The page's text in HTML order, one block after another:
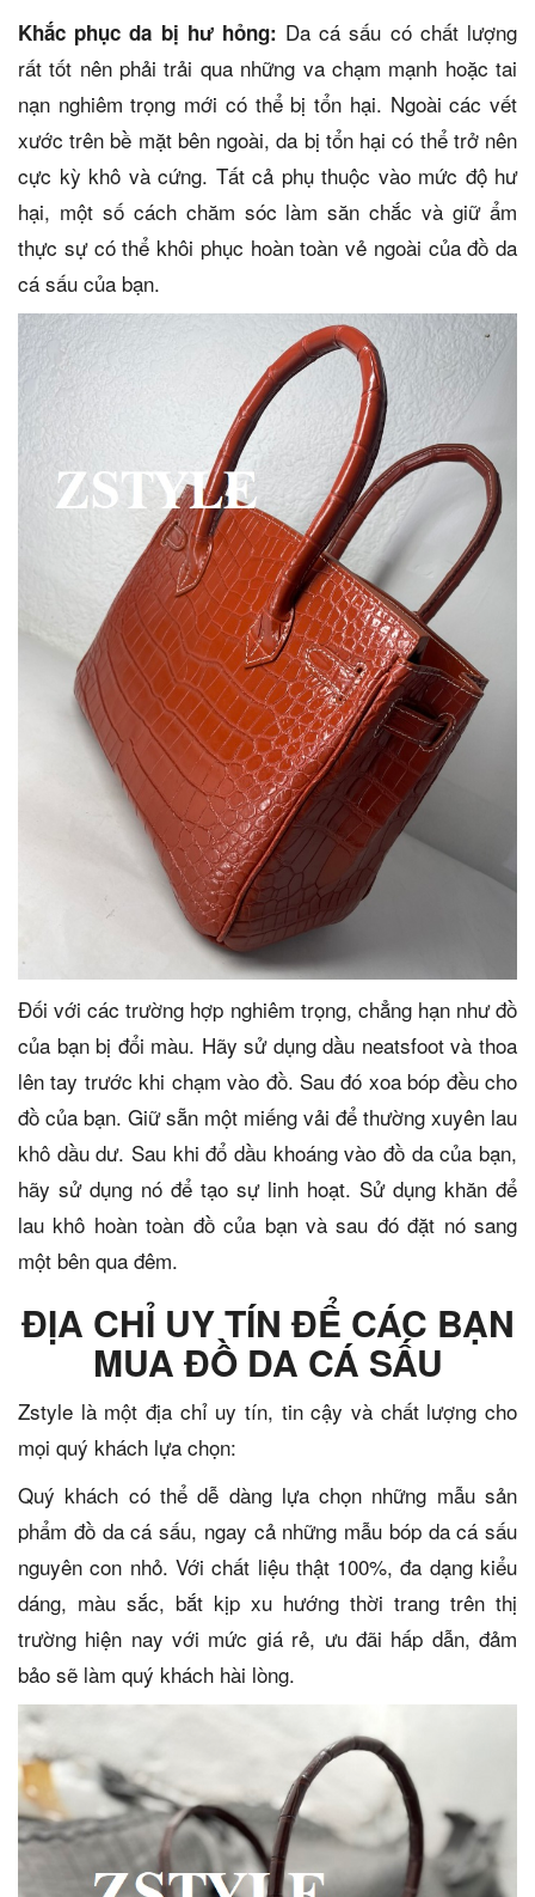
Khắc phục da bị hư hỏng: Da cá sấu có chất lượng
rất tốt nên phải trải qua những va chạm mạnh hoặc tai
nạn nghiêm trọng mới có thể bị tổn hại. Ngoài các vết
xước trên bề mặt bên ngoài, da bị tổn hại có thể trở nên
cực kỳ khô và cứng. Tất cả phụ thuộc vào mức độ hư
hại, một số cách chăm sóc làm săn chắc và giữ ẩm
thực sự có thể khôi phục hoàn toàn vẻ ngoài của đồ da
cá sấu của bạn.
Đối với các trường hợp nghiêm trọng, chẳng hạn như đồ
của bạn bị đổi màu. Hãy sử dụng dầu neatsfoot và thoa
lên tay trước khi chạm vào đồ. Sau đó xoa bóp đều cho
đồ của bạn. Giữ sẵn một miếng vải để thường xuyên lau
khô dầu dư. Sau khi đổ dầu khoáng vào đồ da của bạn,
hãy sử dụng nó để tạo sự linh hoạt. Sử dụng khăn để
lau khô hoàn toàn đồ của bạn và sau đó đặt nó sang
một bên qua đêm.
ĐỊA CHỈ UY TÍN ĐỂ CÁC BẠN
MUA ĐỒ DA CÁ SẤU
Zstyle là một địa chỉ uy tín, tin cậy và chất lượng cho
mọi quý khách lựa chọn:
Quý khách có thể dễ dàng lựa chọn những mẫu sản
phẩm đồ da cá sấu, ngay cả những mẫu bóp da cá sấu
nguyên con nhỏ. Với chất liệu thật 100%, đa dạng kiểu
dáng, màu sắc, bắt kịp xu hướng thời trang trên thị
trường hiện nay với mức giá rẻ, ưu đãi hấp dẫn, đảm
bảo sẽ làm quý khách hài lòng.